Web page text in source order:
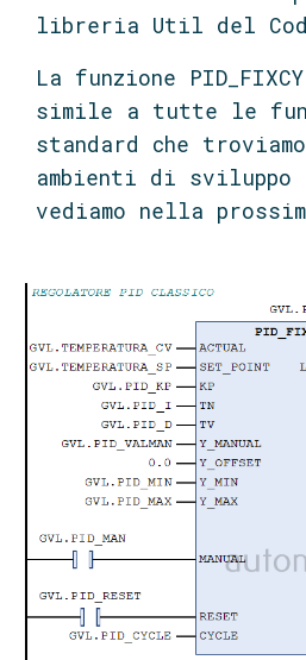
libreria Util del
La funzione
simile a tutte le
standard che
ambienti di sviluppo
vediamo nella